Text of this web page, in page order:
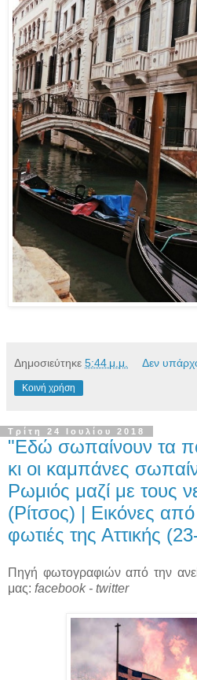
Δημοσιεύτηκε 5:44 μ.μ. Δεν
Κοινή χρήση
Τρίτη 24 Ιουλίου 2018
"Εδώ σωπαίνουν τα
κι οι καμπάνες
Ρωμιός μαζί με τους
(Ρίτσος) | Εικόνες από
φωτιές της Αττικής
Πηγή φωτογραφιών από την
μας: facebook - twitter